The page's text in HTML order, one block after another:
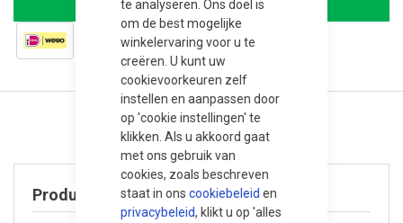
te analyseren. Ons doel is
om de best mogelijke
winkelervaring voor u te
creëren. U kunt uw
cookievoorkeuren zelf
instellen en aanpassen door
op 'cookie instellingen' te
klikken. Als u akkoord gaat
met ons gebruik van
cookies, zoals beschreven
staat in ons cookiebeleid en
privacybeleid, klikt u op 'alles
Product specificaties